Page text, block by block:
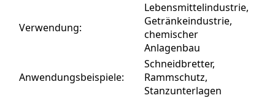
Verwendung:
Lebensmittelindustrie,
Getränkeindustrie,
chemischer
Anlagenbau
Anwendungsbeispiele:
Schneidbretter,
Rammschutz,
Stanzunterlagen